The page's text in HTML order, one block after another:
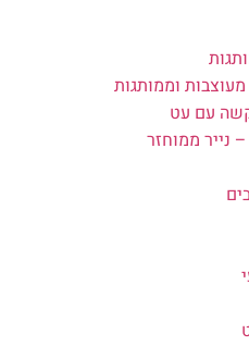
וממותגות
עם עט
נייר ממוחזר